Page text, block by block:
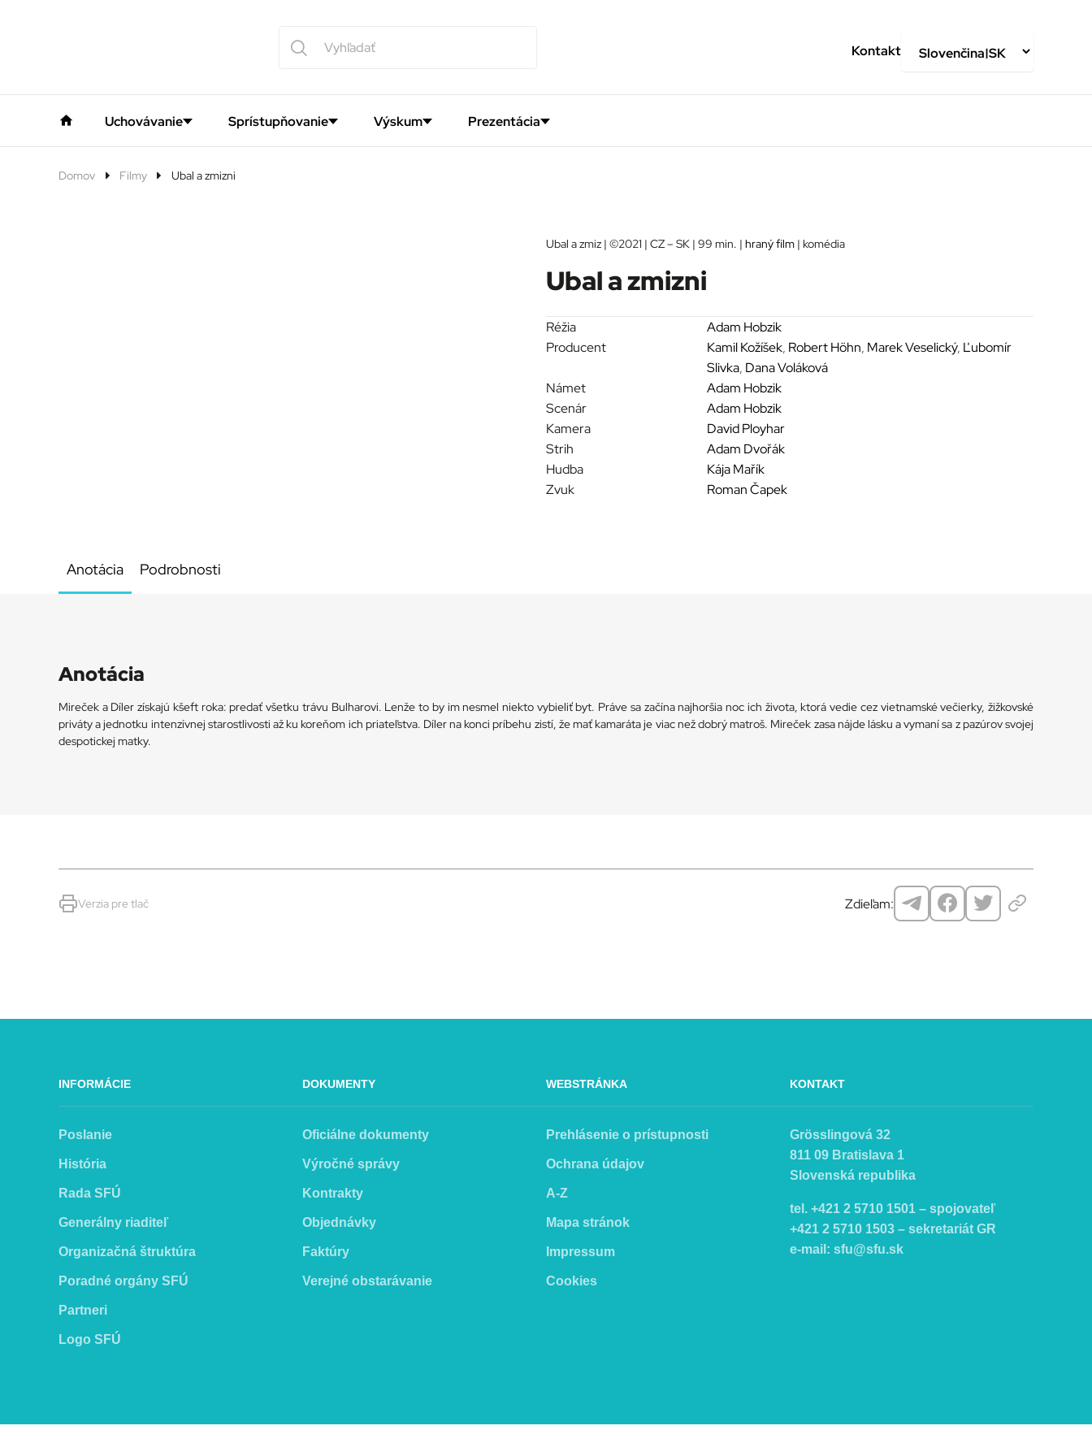
Uchovávanie Sprístupňovanie Výskum Prezentácia
Kontakt
Domov Filmy Ubal a zmizni
Ubal a zmiz | ©2021 | CZ – SK | 99 min. | hraný film | komédia
Ubal a zmizni
Réžia
Adam Hobzik
Producent
Kamil Kožíšek, Robert Höhn, Marek Veselický, Ľubomír
Slivka, Dana Voláková
Námet
Adam Hobzik
Scenár
Adam Hobzik
Kamera
David Ployhar
Strih
Adam Dvořák
Hudba
Kája Mařík
Zvuk
Roman Čapek
Anotácia Podrobnosti
Anotácia
Mireček a Díler získajú kšeft roka: predať všetku trávu Bulharovi. Lenže to by im nesmel niekto vybieliť byt. Práve sa začína najhoršia noc ich života, ktorá vedie cez vietnamské večierky, žižkovské
priváty a jednotku intenzívnej starostlivosti až ku koreňom ich priateľstva. Díler na konci príbehu zistí, že mať kamaráta je viac než dobrý matroš. Mireček zasa nájde lásku a vymaní sa z pazúrov svojej
despotickej matky.
Verzia pre tlač Zdieľam:
INFORMÁCIE
Poslanie
História
Rada SFÚ
Generálny riaditeľ
Organizačná štruktúra
Poradné orgány SFÚ
Partneri
Logo SFÚ
DOKUMENTY
Oficiálne dokumenty
Výročné správy
Kontrakty
Objednávky
Faktúry
Verejné obstarávanie
WEBSTRÁNKA
Prehlásenie o prístupnosti
Ochrana údajov
A-Z
Mapa stránok
Impressum
Cookies
KONTAKT
Grösslingová 32
811 09 Bratislava 1
Slovenská republika
tel. +421 2 5710 1501 – spojovateľ
+421 2 5710 1503 – sekretariát GR
e-mail: sfu@sfu.sk